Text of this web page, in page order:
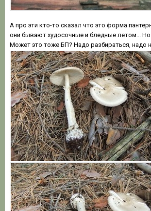
А про эти кто-то сказал что это форма
они бывают худосочные и бледные летом... Но
Может это тоже БП? Надо разбираться, надо